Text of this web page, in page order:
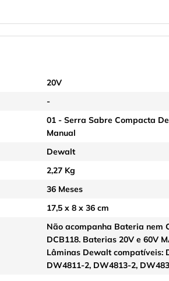
20V
-
01 - Serra Sabre Compacta
Manual
Dewalt
2,27 Kg
36 Meses
17,5 x 8 x 36 cm
Não acompanha Bateria nem
DCB118. Baterias 20V e 60V
Lâminas Dewalt compatíveis:
DW4811-2, DW4813-2,